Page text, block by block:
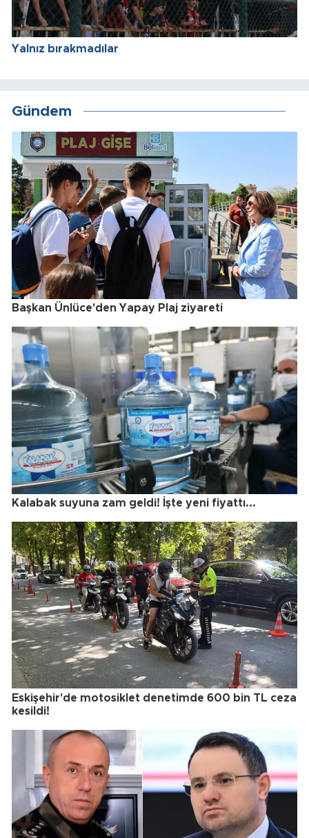
Yalnız bırakmadılar
Gündem
Başkan Ünlüce'den Yapay Plaj ziyareti
Kalabak suyuna zam geldi! İşte yeni fiyattı...
Eskişehir'de motosiklet denetimde 600 bin TL ceza
kesildi!